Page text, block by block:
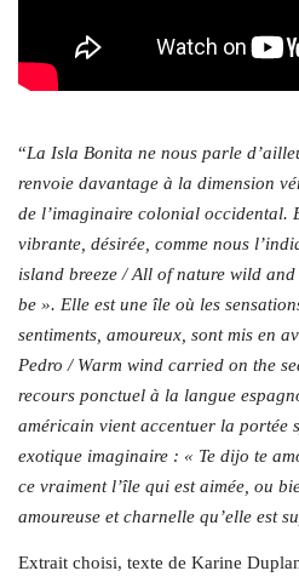
“La Isla Bonita ne nous parle
renvoie davantage à la dimension
de l’imaginaire colonial occidental.
vibrante, désirée, comme nous
island breeze / All of nature wild
be ». Elle est une île où les
sentiments, amoureux, sont mis en
Pedro / Warm wind carried on the
recours ponctuel à la langue
américain vient accentuer la portée
exotique imaginaire : « Te dijo te
ce vraiment l’île qui est aimée, ou
amoureuse et charnelle qu’elle est
Extrait choisi, texte de Karine